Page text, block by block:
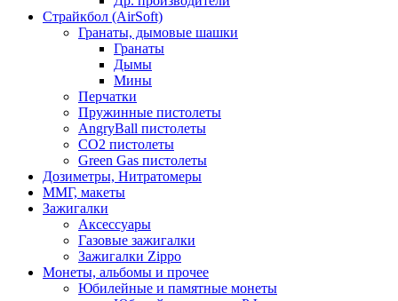
Страйкбол (AirSoft)
Гранаты, дымовые шашки
Гранаты
Дымы
Мины
Перчатки
Пружинные пистолеты
AngryBall пистолеты
CO2 пистолеты
Green Gas пистолеты
Дозиметры, Нитратомеры
ММГ, макеты
Зажигалки
Аксессуары
Газовые зажигалки
Зажигалки Zippo
Монеты, альбомы и прочее
Юбилейные и памятные монеты